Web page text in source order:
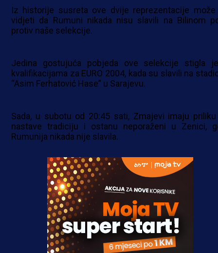
Iz historije susreta ove dvije reprezentacije
vidjeti da Rumuni nikada nisu slavili na Bilinom
protiv naše selekcije.
Jedina gostujuća pobjeda ove selekcije stigla
kvalifikacijama za EURO 2004, kada su slavili na
“Asim Ferhatović Hase” u Sarajevu.
Sada, u subotu od 20:45 sati, Zmajevi imaju
nastave tradiciju i ostanu neporaženi u Zenici,
Rumunija nikada nije slavila.